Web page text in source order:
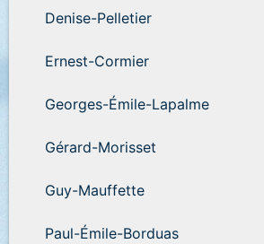
Denise-Pelletier
Ernest-Cormier
Georges-Émile-Lapalme
Gérard-Morisset
Guy-Mauffette
Paul-Émile-Borduas